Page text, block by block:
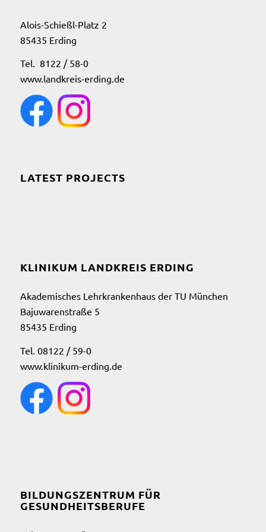
Alois-Schießl-Platz 2
85435 Erding
Tel. 8122 / 58-0
www.landkreis-erding.de
LATEST PROJECTS
KLINIKUM LANDKREIS ERDING
Akademisches Lehrkrankenhaus der TU München
Bajuwarenstraße 5
85435 Erding
Tel. 08122 / 59-0
www.klinikum-erding.de
BILDUNGSZENTRUM FÜR
GESUNDHEITSBERUFE